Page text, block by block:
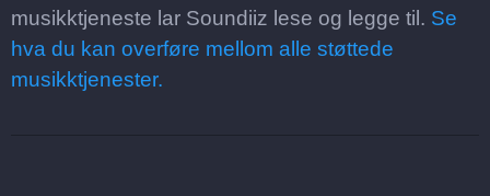
musikktjeneste lar Soundiiz lese og legge til. Se
hva du kan overføre mellom alle støttede
musikktjenester.